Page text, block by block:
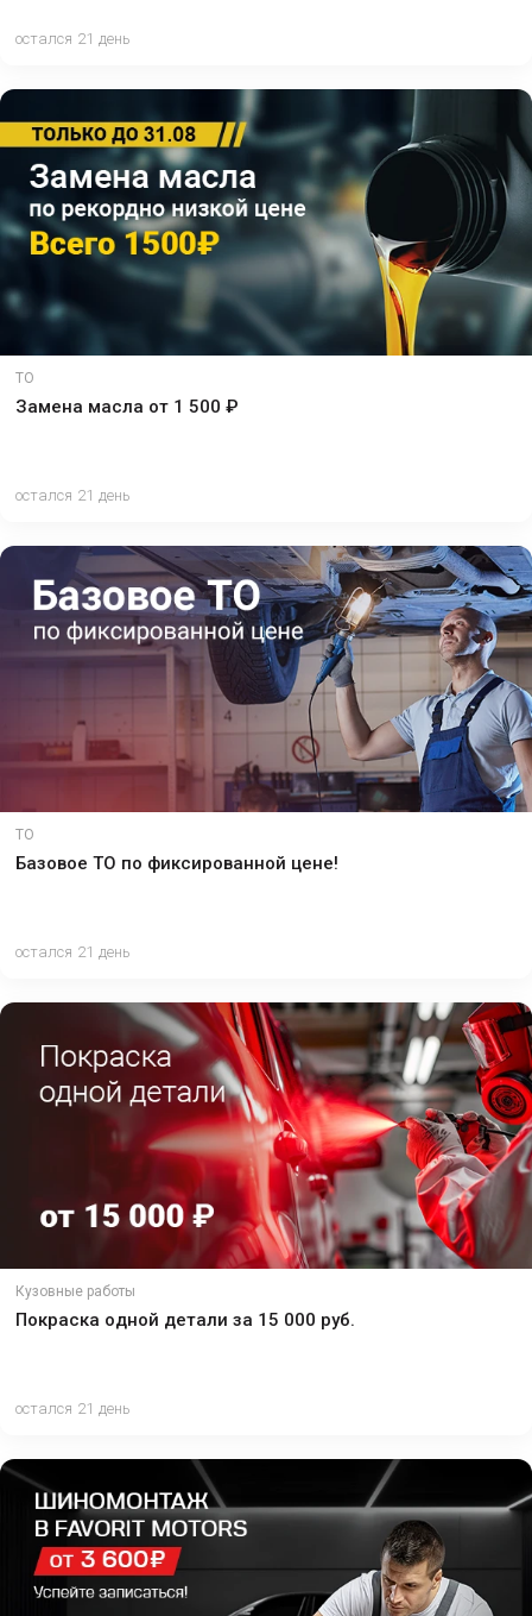
остался 21 день
ТО
Замена масла от 1 500 ₽
остался 21 день
ТО
Базовое ТО по фиксированной цене!
остался 21 день
Кузовные работы
Покраска одной детали за 15 000 руб.
остался 21 день